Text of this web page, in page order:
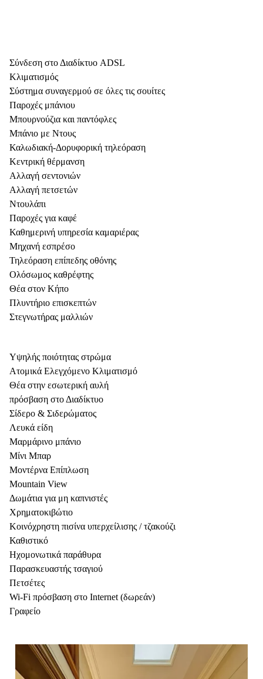
Σύνδεση στο Διαδίκτυο ADSL
Κλιματισμός
Σύστημα συναγερμού σε όλες τις σουίτες
Παροχές μπάνιου
Μπουρνούζια και παντόφλες
Μπάνιο με Ντους
Καλωδιακή-Δορυφορική τηλεόραση
Κεντρική θέρμανση
Αλλαγή σεντονιών
Αλλαγή πετσετών
Ντουλάπι
Παροχές για καφέ
Καθημερινή υπηρεσία καμαριέρας
Μηχανή εσπρέσο
Τηλεόραση επίπεδης οθόνης
Ολόσωμος καθρέφτης
Θέα στον Κήπο
Πλυντήριο επισκεπτών
Στεγνωτήρας μαλλιών
Υψηλής ποιότητας στρώμα
Ατομικά Ελεγχόμενο Κλιματισμό
Θέα στην εσωτερική αυλή
πρόσβαση στο Διαδίκτυο
Σίδερο & Σιδερώματος
Λευκά είδη
Μαρμάρινο μπάνιο
Μίνι Μπαρ
Μοντέρνα Επίπλωση
Mountain View
Δωμάτια για μη καπνιστές
Χρηματοκιβώτιο
Κοινόχρηστη πισίνα υπερχείλισης / τζακούζι
Καθιστικό
Ηχομονωτικά παράθυρα
Παρασκευαστής τσαγιού
Πετσέτες
Wi-Fi πρόσβαση στο Internet (δωρεάν)
Γραφείο